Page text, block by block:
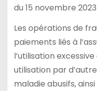
du 15 novembre
Les opérations de
paiements liés à
l’utilisation
utilisation par
maladie abusifs,